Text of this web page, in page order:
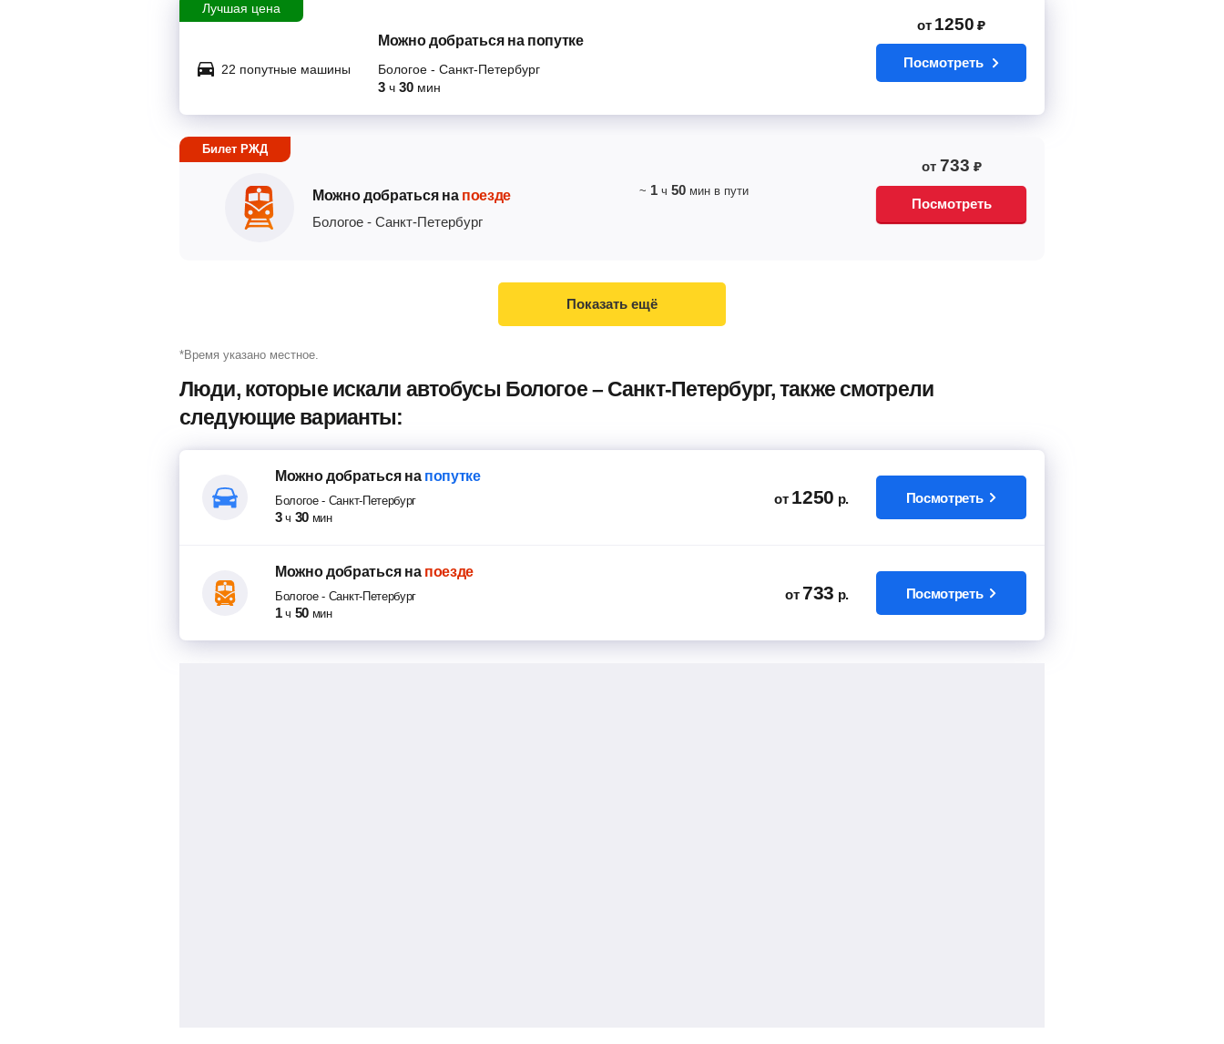
Лучшая цена
22 попутные машины
Можно добраться на попутке
Бологое - Санкт-Петербург
3 ч 30 мин
от 1250 ₽
Посмотреть
Билет РЖД
Можно добраться на поезде
Бологое - Санкт-Петербург
~ 1 ч 50 мин в пути
от 733 ₽
Посмотреть
Показать ещё
*Время указано местное.
Люди, которые искали автобусы Бологое – Санкт-Петербург, также смотрели
следующие варианты:
Можно добратьсяна попутке
Бологое- Санкт-Петербург
3 ч 30 мин
от 1250 р. Посмотреть
Можно добратьсяна поезде
Бологое- Санкт-Петербург
1 ч 50 мин
от 733 р. Посмотреть